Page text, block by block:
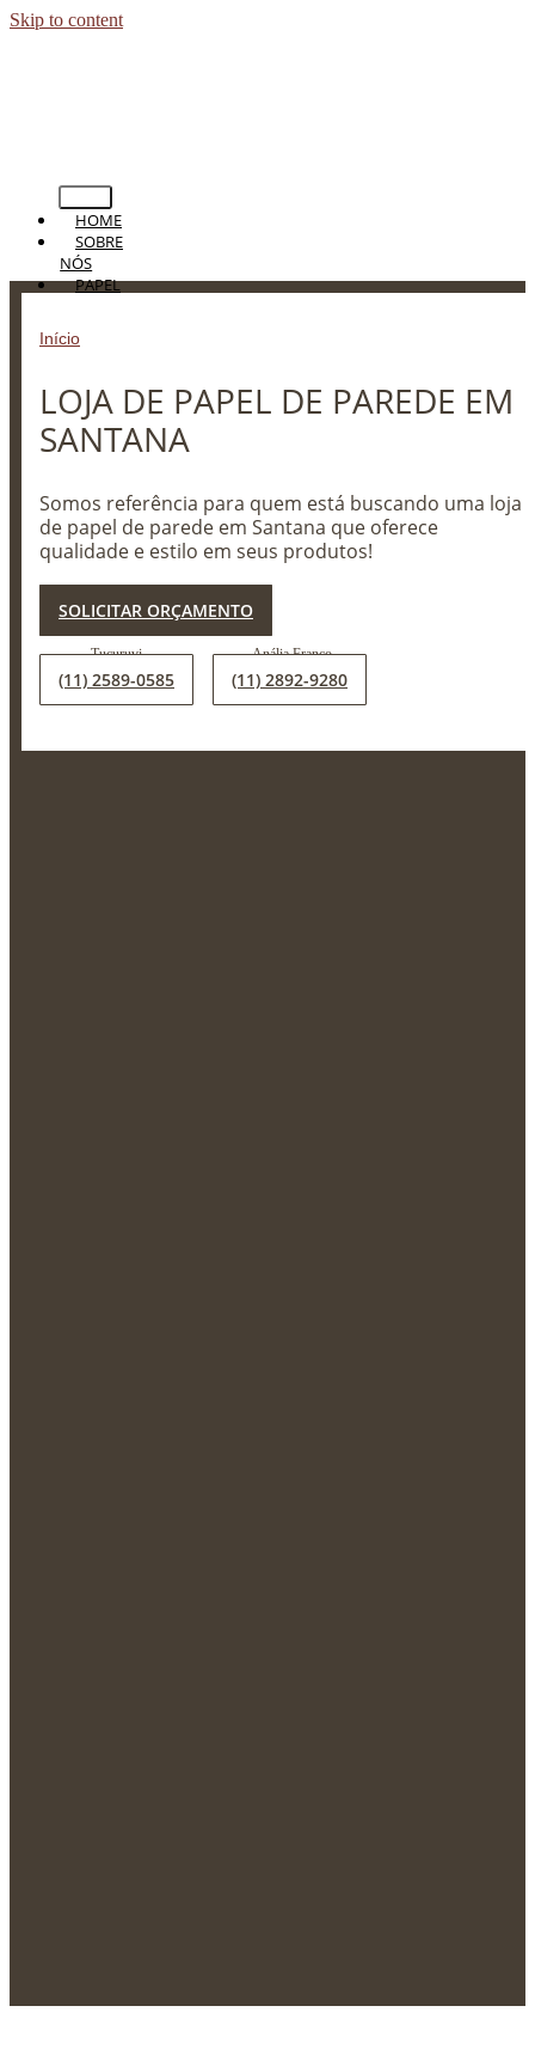
Skip to content
HOME
SOBRE
NÓS
PAPEL
PAREDE
PERSIANAS
TAPETES
PISOS
BLOG
CONTATO
Início
LOJA DE PAPEL DE PAREDE EM
SANTANA
Somos referência para quem está buscando uma loja
de papel de parede em Santana que oferece
qualidade e estilo em seus produtos!
SOLICITAR ORÇAMENTO
(11) 2589-0585 (11) 2892-9280